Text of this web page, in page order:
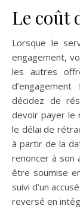
Le coût
Lorsque le
engagement,
les autres
décidez de
devoir payer le
le délai de
à partir de la
renoncer à son
être soumise
suivi d’un
reversé en